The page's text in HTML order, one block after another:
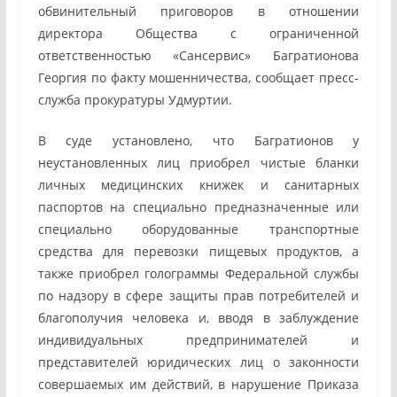
обвинительный приговоров в отношении
директора Общества с ограниченной
ответственностью «Сансервис» Багратионова
Георгия по факту мошенничества, сообщает пресс-
служба прокуратуры Удмуртии.
В суде установлено, что Багратионов у
неустановленных лиц приобрел чистые бланки
личных медицинских книжек и санитарных
паспортов на специально предназначенные или
специально оборудованные транспортные
средства для перевозки пищевых продуктов, а
также приобрел голограммы Федеральной службы
по надзору в сфере защиты прав потребителей и
благополучия человека и, вводя в заблуждение
индивидуальных предпринимателей и
представителей юридических лиц о законности
совершаемых им действий, в нарушение Приказа